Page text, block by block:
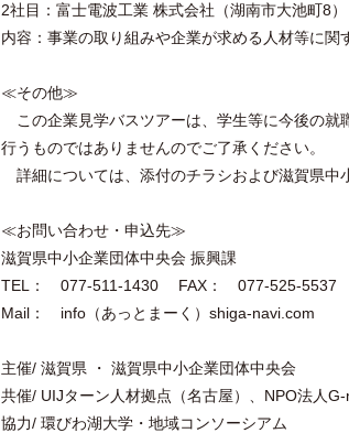
2社目：富士電波工業 株式会社（湖南市大池町8）
内容：事業の取り組みや企業が求める人材等に関
≪その他≫
この企業見学バスツアーは、学生等に今後の就
行うものではありませんのでご了承ください。
詳細については、添付のチラシおよび滋賀県中
≪お問い合わせ・申込先≫
滋賀県中小企業団体中央会 振興課
TEL： 077-511-1430 FAX： 077-525-5537
Mail： info（あっとまーく）shiga-navi.com
主催/ 滋賀県 ・ 滋賀県中小企業団体中央会
共催/ UIJターン人材拠点（名古屋）、NPO法人G-
協力/ 環びわ湖大学・地域コンソーシアム